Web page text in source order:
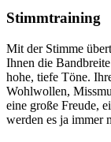
Stimmtraining
Mit der Stimme
Ihnen die
hohe, tiefe Töne.
Wohlwollen,
eine große Freude,
werden es ja immer